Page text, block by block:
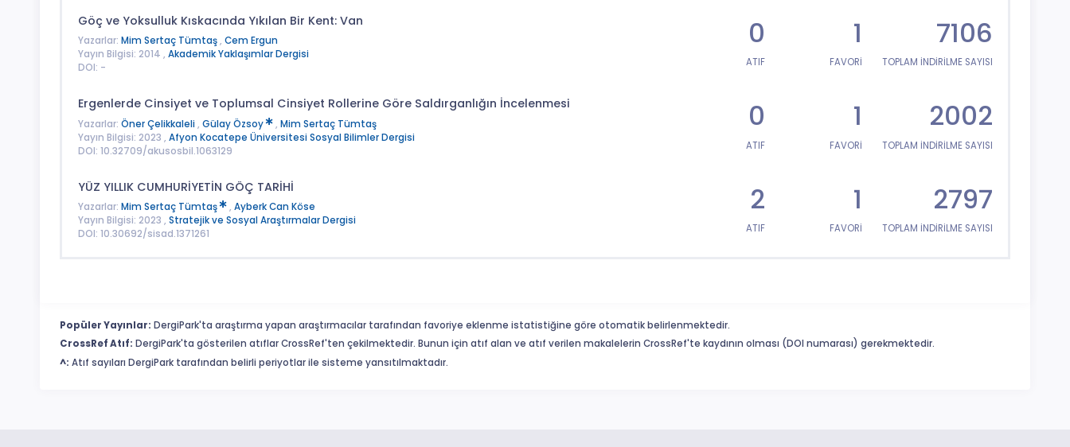
Göç ve Yoksulluk Kıskacında Yıkılan Bir Kent: Van
Yazarlar: Mim Sertaç Tümtaş, Cem Ergun
Yayın Bilgisi: 2014 , Akademik Yaklaşımlar Dergisi
DOI: -
0
ATIF
1
FAVORİ
7106
TOPLAM İNDİRİLME SAYISI
Ergenlerde Cinsiyet ve Toplumsal Cinsiyet Rollerine Göre Saldırganlığın İncelenmesi
Yazarlar: Öner Çelikkaleli , Gülay Özsoy , Mim Sertaç Tümtaş
Yayın Bilgisi: 2023 , Afyon Kocatepe Üniversitesi Sosyal Bilimler Dergisi
DOI: 10.32709/akusosbil.1063129
0
ATIF
1
FAVORİ
2002
TOPLAM İNDİRİLME SAYISI
YÜZ YILLIK CUMHURİYETİN GÖÇ TARİHİ
Yazarlar: Mim Sertaç Tümtaş , Ayberk Can Köse
Yayın Bilgisi: 2023 , Stratejik ve Sosyal Araştırmalar Dergisi
DOI: 10.30692/sisad.1371261
2
ATIF
1
FAVORİ
2797
TOPLAM İNDİRİLME SAYISI
Popüler Yayınlar: DergiPark'ta araştırma yapan araştırmacılar tarafından favoriye eklenme istatistiğine göre otomatik belirlenmektedir.
CrossRef Atıf: DergiPark'ta gösterilen atıflar CrossRef'ten çekilmektedir. Bunun için atıf alan ve atıf verilen makalelerin CrossRef'te kaydının olması (DOI numarası) gerekmektedir.
^: Atıf sayıları DergiPark tarafından belirli periyotlar ile sisteme yansıtılmaktadır.